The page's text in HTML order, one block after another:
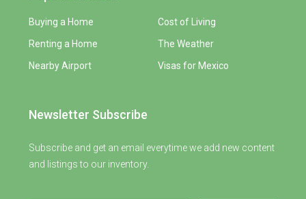
Buying a Home
Renting a Home
Nearby Airport
Cost of Living
The Weather
Visas for Mexico
Newsletter Subscribe
Subscribe and get an email everytime we add new content
and listings to our inventory.